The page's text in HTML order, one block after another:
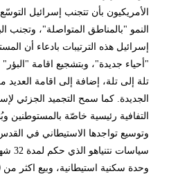
الأمريكيون بأن تتجنب إسرائيل
النمو "بالمناطق المتواصلة"، وتجنب
إسرائيل هذه الترتيبات بادعاء أن
"أحياء جديدة"، وبتشجيع اقامة
تلة إلى تلة، إضافة إلى اقامة
الجديدة. كما سمح التجميد الجزئي
التفافية رئيسية خاصّة بالمستوطنين
وتوسيع تواجدها الاستيطاني في